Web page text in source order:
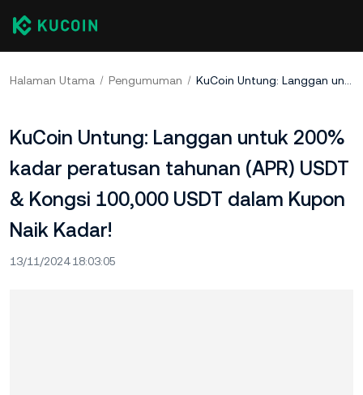
Halaman Utama Pengumuman KuCoin Untung: Langgan untuk 200% kadar peratusan tahunan (APR) USDT & Kongsi 100,000 USDT dalam Kupon Naik Kadar!
KuCoin Untung: Langgan untuk 200%
kadar peratusan tahunan (APR) USDT
& Kongsi 100,000 USDT dalam Kupon
Naik Kadar!
13/11/2024 18:03:05